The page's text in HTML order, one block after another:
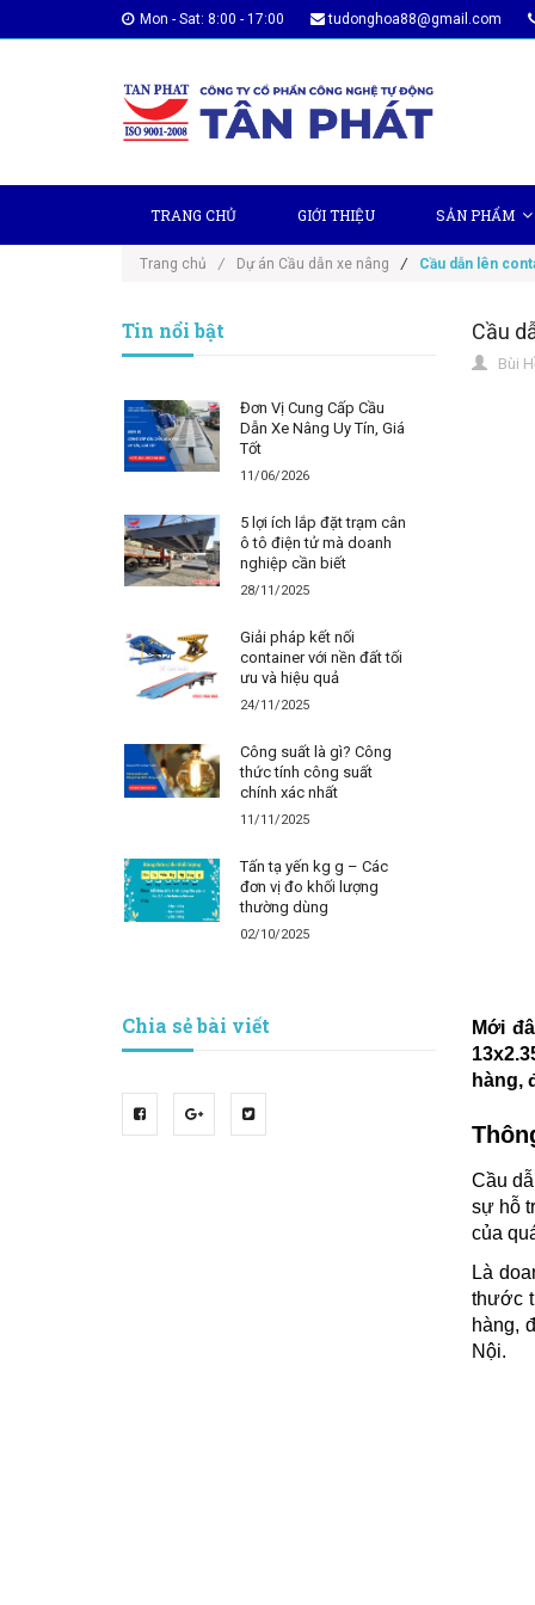
Mon - Sat: 8:00 - 17:00 tudonghoa88@gmail.com
TRANG CHỦ GIỚI THIỆU SẢN PHẨM
Trang chủ / Dự án Cầu dẫn xe nâng / Cầu dẫn lên
Tin nổi bật
Đơn Vị Cung Cấp Cầu
Dẫn Xe Nâng Uy Tín, Giá
Tốt
11/06/2026
5 lợi ích lắp đặt trạm cân
ô tô điện tử mà doanh
nghiệp cần biết
28/11/2025
Giải pháp kết nối
container với nền đất tối
ưu và hiệu quả
24/11/2025
Công suất là gì? Công
thức tính công suất
chính xác nhất
11/11/2025
Tấn tạ yến kg g – Các
đơn vị đo khối lượng
thường dùng
02/10/2025
Chia sẻ bài viết
Cầu
Bùi
Mới
hàng,
Cầu
sự hỗ
của
Là
thước
hàng,
Nội.